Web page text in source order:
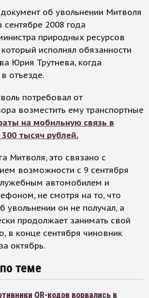
об увольнении Митволя
2008 года
природных ресурсов
исполнял обязанности
Юрия Трутнева, когда
отъезде.
потребовал от
возместить ему транспортные
на мобильную связь в
тысяч рублей.
Митволя, это связано с
возможности с 9 сентября
автомобилем и
не смотря на то, что
увольнении он не получал, а
продолжает занимать свой
в конце сентября чиновник
октябрь.
теме
QR-кодов ворвались в